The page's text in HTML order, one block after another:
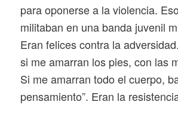
para oponerse a la violencia.
militaban en una banda juvenil
Eran felices contra la
si me amarran los pies, con las
Si me amarran todo el cuerpo,
pensamiento”. Eran la